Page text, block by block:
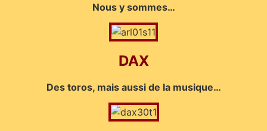
Nous y sommes…
DAX
Des toros, mais aussi de la musique…